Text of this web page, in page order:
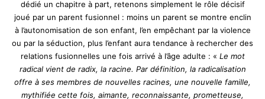
dédié un chapitre à part, retenons simplement le rôle décisif
joué par un parent fusionnel : moins un parent se montre enclin
à l’autonomisation de son enfant, l’en empêchant par la violence
ou par la séduction, plus l’enfant aura tendance à rechercher des
relations fusionnelles une fois arrivé à l’âge adulte : « Le mot
radical vient de radix, la racine. Par définition, la radicalisation
offre à ses membres de nouvelles racines, une nouvelle famille,
mythifiée cette fois, aimante, reconnaissante, prometteuse,